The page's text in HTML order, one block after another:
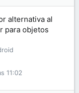
alternativa al
para objetos
11:02